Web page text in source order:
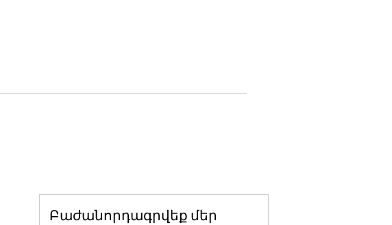
Բաժանորդագրվեք մեր